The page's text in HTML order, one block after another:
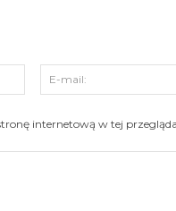
Podpis:
internetową w tej